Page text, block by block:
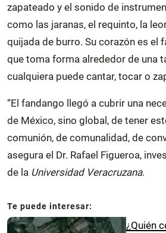
zapateado y el sonido de
como las jaranas, el requinto, la
quijada de burro. Su corazón es el
que toma forma alrededor de una
cualquiera puede cantar, tocar o
“El fandango llegó a cubrir una
de México, sino global, de tener
comunión, de comunalidad, de
asegura el Dr. Rafael Figueroa,
de la Universidad Veracruzana.
¿Quién